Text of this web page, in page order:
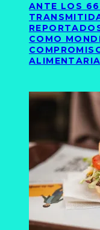
ANTE LOS
COMO
ALIMENTARIA